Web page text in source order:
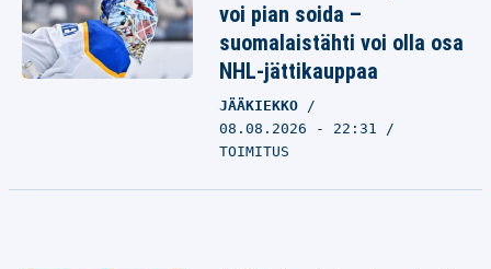
voi pian soida –
suomalaistähti voi olla osa
NHL-jättikauppaa
JÄÄKIEKKO
08.08.2026 - 22:31
TOIMITUS